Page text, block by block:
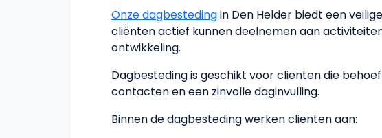
Onze dagbestedingin Den Helder biedt een
cliënten actief kunnen deelnemen aan
ontwikkeling.
Dagbesteding is geschikt voor cliënten die
contacten en een zinvolle daginvulling.
Binnen de dagbesteding werken cliënten aan: